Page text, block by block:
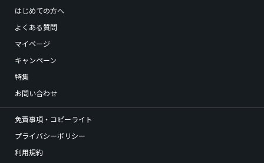
はじめての方へ
よくある質問
マイページ
キャンペーン
特集
お問い合わせ
免責事項・コピーライト
プライバシーポリシー
利用規約